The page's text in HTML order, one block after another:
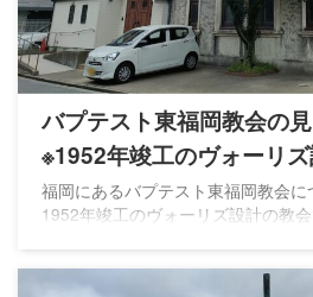
バプテスト東福岡教会の
※1952年竣工のヴォーリ
福岡にあるバプテスト東福岡教会に
1952年竣工のヴォーリズ設計の教会